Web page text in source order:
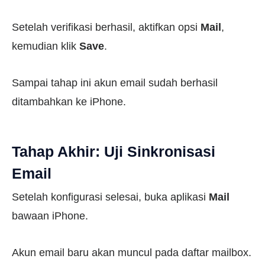
Setelah verifikasi berhasil, aktifkan opsi Mail ,
kemudian klik Save.
Sampai tahap ini akun email sudah berhasil
ditambahkan ke iPhone.
Tahap Akhir: Uji Sinkronisasi
Email
Setelah konfigurasi selesai, buka aplikasi Mail
bawaan iPhone.
Akun email baru akan muncul pada daftar mailbox.